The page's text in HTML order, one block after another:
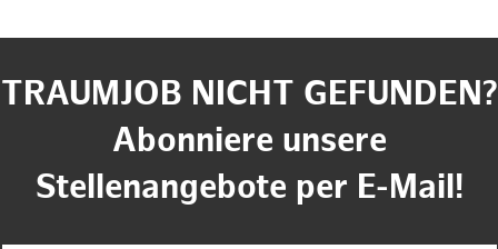
TRAUMJOB NICHT GEFUNDEN?
Abonniere unsere
Stellenangebote per E-Mail!